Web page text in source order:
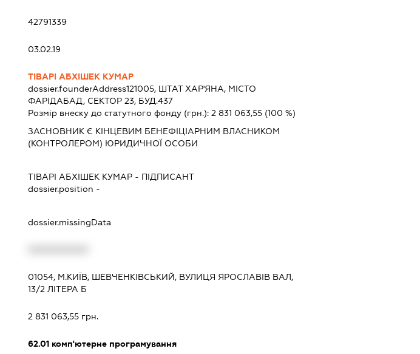
42791339
03.02.19
ТІВАРІ АБХІШЕК КУМАР
dossier.founderAddress121005, ШТАТ ХАР'ЯНА, МІСТО
ФАРІДАБАД, СЕКТОР 23, БУД.437
Розмір внеску до статутного фонду (грн.): 2 831 063,55(100 %)
ЗАСНОВНИК Є КІНЦЕВИМ БЕНЕФІЦІАРНИМ ВЛАСНИКОМ
(КОНТРОЛЕРОМ) ЮРИДИЧНОЇ ОСОБИ
ТІВАРІ АБХІШЕК КУМАР- ПІДПИСАНТ
dossier.position -
dossier.missingData
01054, М.КИЇВ, ШЕВЧЕНКІВСЬКИЙ, ВУЛИЦЯ ЯРОСЛАВІВ ВАЛ,
13/2 ЛІТЕРА Б
2 831 063,55 грн.
62.01комп'ютерне програмування